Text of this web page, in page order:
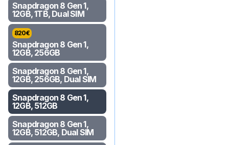
Snapdragon 8 Gen 1,
12GB, 1TB, Dual SIM
820€
Snapdragon 8 Gen 1,
12GB, 256GB
Snapdragon 8 Gen 1,
12GB, 256GB, Dual SIM
Snapdragon 8 Gen 1,
12GB, 512GB
Snapdragon 8 Gen 1,
12GB, 512GB, Dual SIM